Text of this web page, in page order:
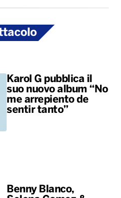
Karol G pubblica il
suo nuovo album “No
me arrepiento de
sentir tanto”
Benny Blanco,